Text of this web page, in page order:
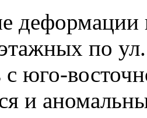
деформации
по
с юго-
и